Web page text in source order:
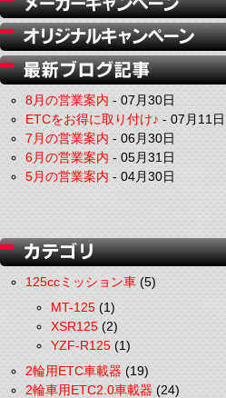
8月の営業案内-07月30日
ETCをお得に取り付け♪-07月11日
7月の営業案内-06月30日
6月の営業案内-05月31日
5月の営業案内-04月30日
125ccミッション車(5)
MT-125(1)
XSR125(2)
YZF-R125(1)
2輪用ETC車載器(19)
2輪車用ETC2.0車載器(24)